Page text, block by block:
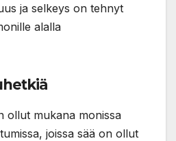
ja selkeys on tehnyt
alalla
ollut mukana monissa
joissa sää on ollut